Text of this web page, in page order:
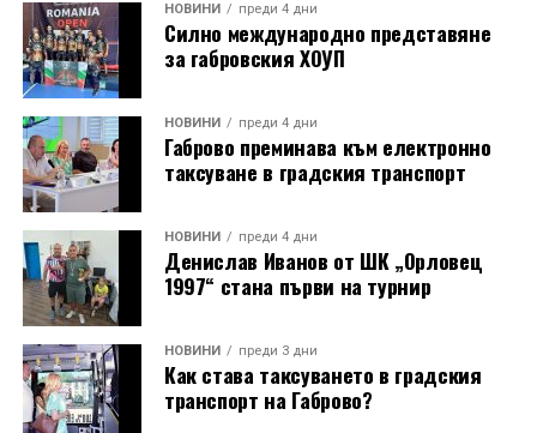
НОВИНИ преди 4 дни
Силно международно представяне
за габровския ХОУП
НОВИНИ преди 4 дни
Габрово преминава към електронно
таксуване в градския транспорт
НОВИНИ преди 4 дни
Денислав Иванов от ШК „Орловец
1997“ стана първи на турнир
НОВИНИ преди 3 дни
Как става таксуването в градския
транспорт на Габрово?